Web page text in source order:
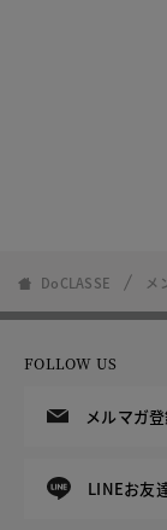
DoCLASSE メ
FOLLOW US
メルマガ
LINEお友